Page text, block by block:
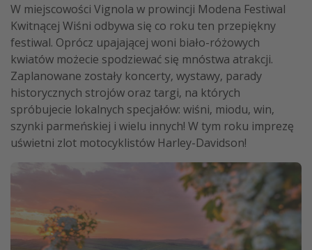
W miejscowości Vignola w prowincji Modena Festiwal
Kwitnącej Wiśni odbywa się co roku ten przepiękny
festiwal. Oprócz upajającej woni biało-różowych
kwiatów możecie spodziewać się mnóstwa atrakcji.
Zaplanowane zostały koncerty, wystawy, parady
historycznych strojów oraz targi, na których
spróbujecie lokalnych specjałów: wiśni, miodu, win,
szynki parmeńskiej i wielu innych! W tym roku imprezę
uświetni zlot motocyklistów Harley-Davidson!